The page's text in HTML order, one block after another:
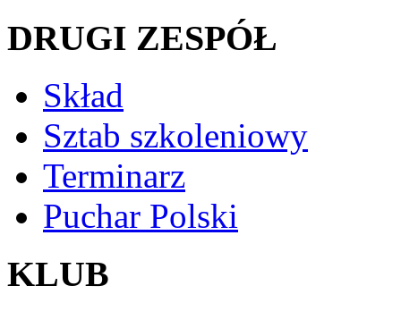
DRUGI ZESPÓŁ
Skład
Sztab szkoleniowy
Terminarz
Puchar Polski
KLUB